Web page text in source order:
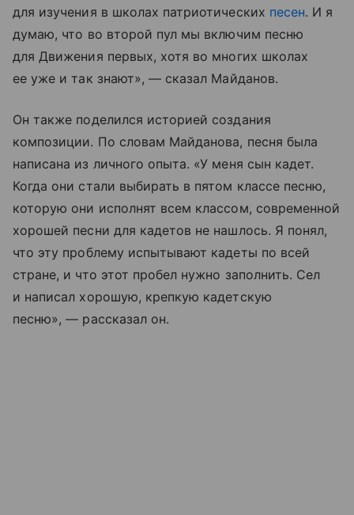
для изучения в школах патриотических песен. И я
думаю, что во второй пул мы включим песню
для Движения первых, хотя во многих школах
ее уже и так знают», — сказал Майданов.
Он также поделился историей создания
композиции. По словам Майданова, песня была
написана из личного опыта. «У меня сын кадет.
Когда они стали выбирать в пятом классе песню,
которую они исполнят всем классом, современной
хорошей песни для кадетов не нашлось. Я понял,
что эту проблему испытывают кадеты по всей
стране, и что этот пробел нужно заполнить. Сел
и написал хорошую, крепкую кадетскую
песню», — рассказал он.